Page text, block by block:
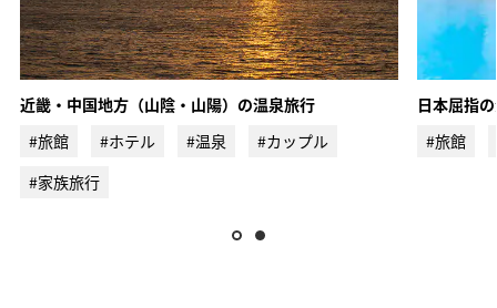
甲信越エリア
近畿・中国地方（山陰・山陽）の温泉旅行
#旅館
#ホテル #温泉
#カップル
#家族旅行
日本屈指
#旅館